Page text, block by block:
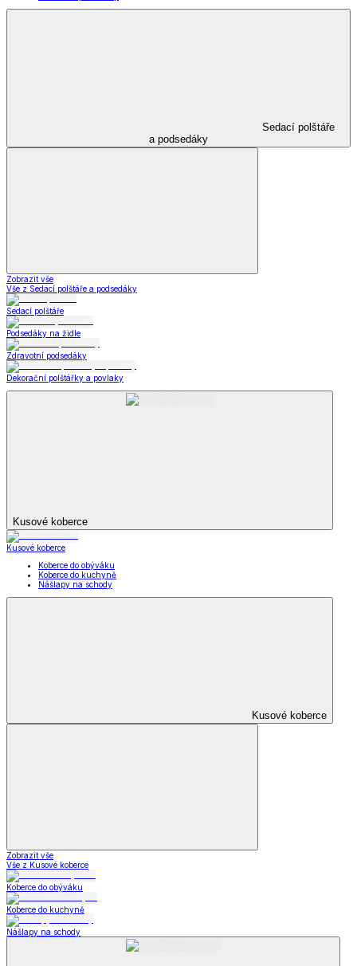
Sedací polštáře
a podsedáky
Zobrazit vše
Vše z Sedací polštáře a podsedáky
Sedací polštáře
Podsedáky na židle
Zdravotní podsedáky
Dekorační polštářky a povlaky
Kusové koberce
Kusové koberce
Koberce do obýváku
Koberce do kuchyně
Nášlapy na schody
Kusové koberce
Zobrazit vše
Vše z Kusové koberce
Koberce do obýváku
Koberce do kuchyně
Nášlapy na schody